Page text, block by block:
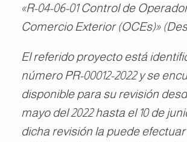
«R-04-06-01 Control de
Comercio Exterior (OCEs)»
El referido proyecto está
número PR-00012-2022 y se
disponible para su revisión
mayo del 2022 hasta el 10 de
dicha revisión la puede